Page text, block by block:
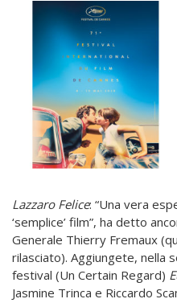
Lazzaro Felice: “Una vera
‘semplice’ film”, ha detto
Generale Thierry Fremaux
rilasciato). Aggiungete, nella
festival (Un Certain Regard)
Jasmine Trinca e Riccardo